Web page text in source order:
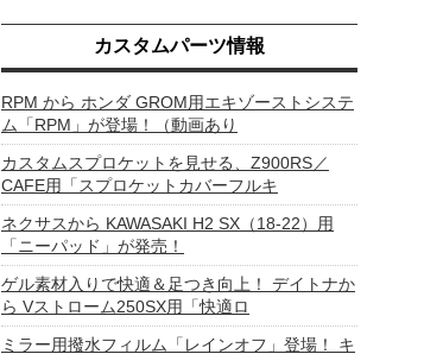
カスタムパーツ情報
RPM から ホンダ GROM用エキゾーストシステ
ム「RPM」が登場！（動画あり
カスタムスプロケットを見せる、Z900RS／
CAFE用「スプロケットカバーフルキ
ネクサスから KAWASAKI H2 SX（18-22）用
「ニーパッド」が発売！
ゲル素材入りで快適＆足つき向上！ デイトナか
ら Vストローム250SX用「快適ロ
ミラー用撥水フィルム「レインオフ」登場！ キ